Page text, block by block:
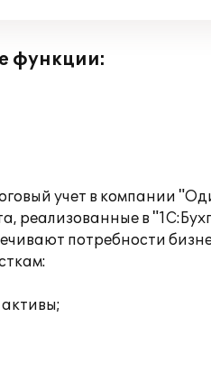
функции:
учет в компании
реализованные в
потребности